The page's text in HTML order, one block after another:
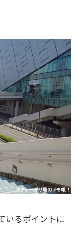
いるポイントに